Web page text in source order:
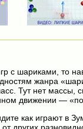
с шариками, то
жанра
Тут нет массы,
движении —
как играют в